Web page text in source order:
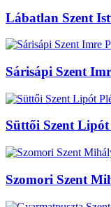
Lábatlan Szent
Sárisápi Szent
Süttői Szent
Szomori Szent